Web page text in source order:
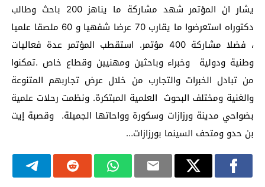
يشار ان المؤتمر شهد مشاركة ما يناهز 200 باحث وطالب
دكتوراه استعرضوا ما يقارب 70 عرضا شفهيا و 60 ملصقا علميا
، فضلا مشاركة 400 مؤتمر. استقطب المؤتمر عدة فعاليات
وطنية ودولية وخبراء وباحثين ومهنيين وقطاع خاص .تمكنوا
من تبادل الخبرات والتجارب من خلال عرض تجاربهم المتنوعة
والغنية ومختلف البحوث العلمية المبتكرة. ونظمت رحلات علمية
بضواحي مدينة ورزازات وسكورة وواحاتها الجميلة. وقصبة إيت
بن حدو ومتحف السينما بورزازات…